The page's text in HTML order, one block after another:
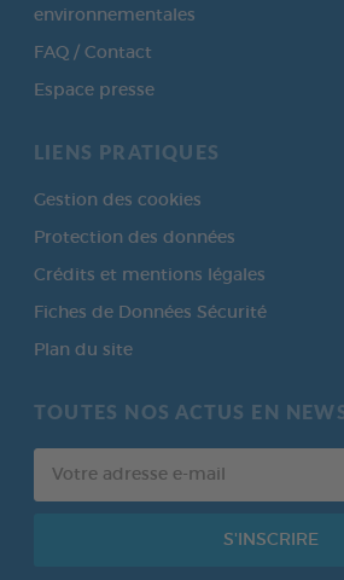
environnementales
FAQ / Contact
Espace presse
LIENS PRATIQUES
Gestion des cookies
Protection des données
Crédits et mentions légales
Fiches de Données Sécurité
Plan du site
TOUTES NOS ACTUS EN
adresse
S'INSCRIRE